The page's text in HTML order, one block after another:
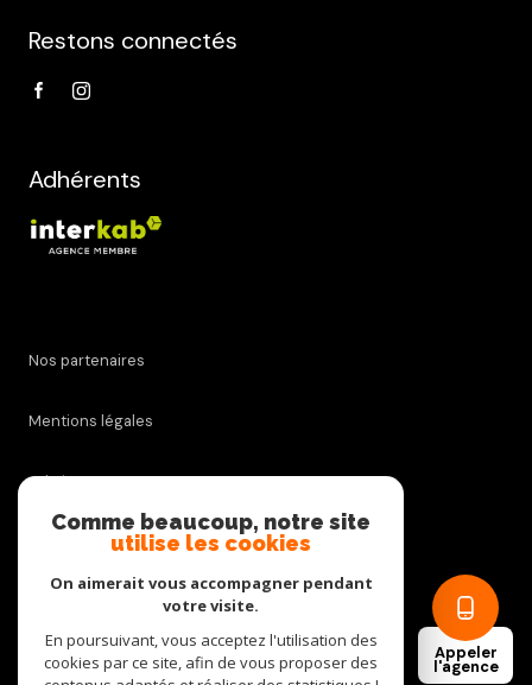
Appeler
l'agence
Restons connectés
Adhérents
Nos partenaires
Mentions légales
Admin
Nos honoraires
Cookies
Comme beaucoup, notre site
utilise les cookies
On aimerait vous accompagner pendant
votre visite.
En poursuivant, vous acceptez l'utilisation des
cookies par ce site, afin de vous proposer des